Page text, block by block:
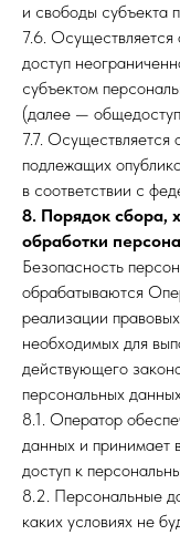
и свободы субъекта
7.6.
доступ
субъектом
(далее —
7.7. Осуществляется
подлежащих
в соответствии с
8. Порядок сбора,
обработки
Безопасность
обрабатываются
реализации
необходимых для
действующего
персональных
8.1. Оператор
данных и
доступ к
8.2. Персональные
каких условиях не